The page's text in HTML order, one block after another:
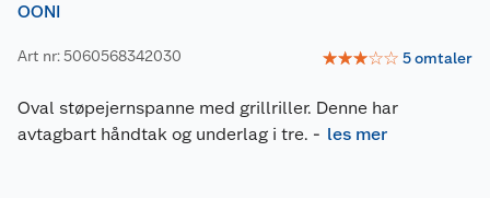
OONI
Art nr: 5060568342030 ☆☆☆☆☆ 5omtaler
Oval støpejernspanne med grillriller. Denne har
avtagbart håndtak og underlag i tre. - les mer